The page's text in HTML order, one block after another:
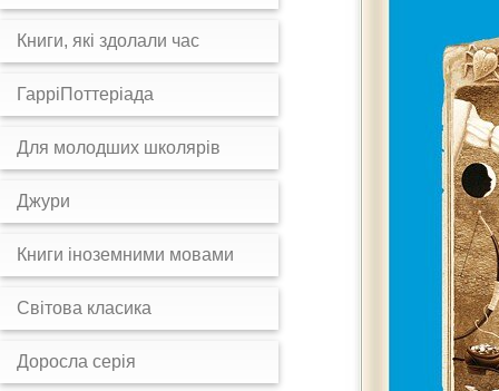
Книги, які здолали час
ГарріПоттеріада
Для молодших школярів
Джури
Книги іноземними мовами
Світова класика
Доросла серія